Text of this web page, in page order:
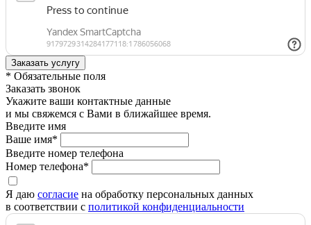
* Обязательные поля
Заказать звонок
Укажите ваши контактные данные
и мы свяжемся с Вами в ближайшее время.
Введите имя
Ваше имя*
Введите номер телефона
Номер телефона*
Я даю согласие на обработку персональных данных
в соответствии с политикой конфиденциальности